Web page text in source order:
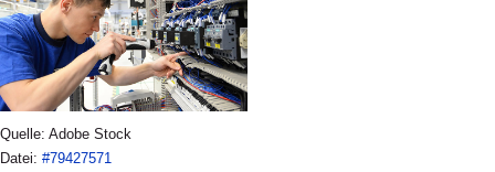
Quelle: Adobe Stock
Datei: #79427571